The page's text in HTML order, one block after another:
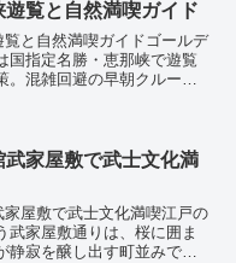
遊覧と自然満喫ガイド
覧と自然満喫ガイドゴールデ
国指定名勝・恵那峡で遊覧
。混雑回避の早朝クルーズ
...
武家屋敷で武士文化満
家屋敷で武士文化満喫江戸の
武家屋敷通りは、桜に囲ま
静寂を醸し出す町並みで